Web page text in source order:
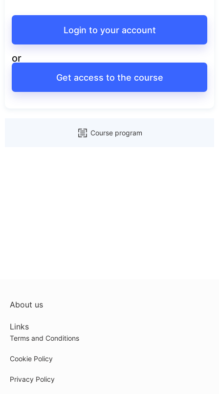
Login to your account
or
Get access to the course
Course program
About us
Links
Terms and Conditions
Cookie Policy
Privacy Policy